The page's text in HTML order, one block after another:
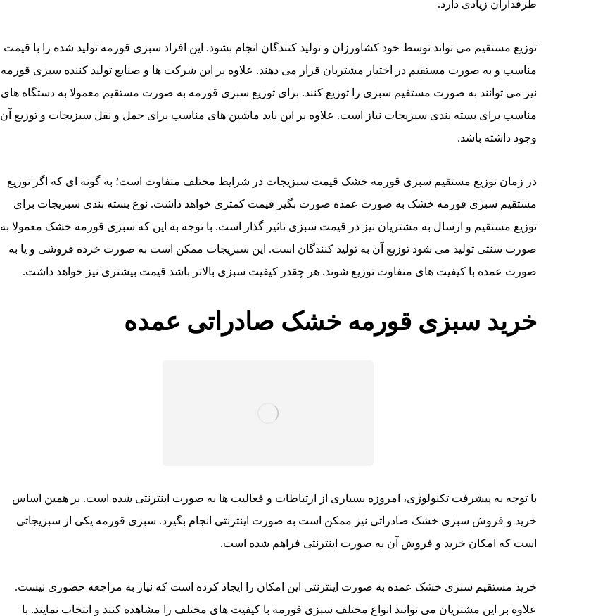
طرفداران زیادی دارد.
توزیع مستقیم می تواند توسط خود کشاورزان و تولید کنندگان انجام بشود. این افراد سبزی قورمه تولید شده را با قیمت
مناسب و به صورت مستقیم در اختیار مشتریان قرار می دهند. علاوه بر این شرکت ها و صنایع تولید کننده سبزی قورمه
نیز می توانند به صورت مستقیم سبزی را توزیع کنند. برای توزیع سبزی قورمه به صورت مستقیم معمولا به دستگاه های
مناسب برای بسته بندی سبزیجات نیاز است. علاوه بر این باید ماشین های مناسب برای حمل و نقل سبزیجات و توزیع آن
وجود داشته باشد.
در زمان توزیع مستقیم سبزی قورمه خشک قیمت سبزیجات در شرایط مختلف متفاوت است؛ به گونه ای که اگر توزیع
مستقیم سبزی قورمه خشک به صورت عمده صورت بگیر قیمت کمتری خواهد داشت. نوع بسته بندی سبزیجات برای
توزیع مستقیم و ارسال به مشتریان نیز در قیمت سبزی تاثیر گذار است. با توجه به این که سبزی قورمه خشک معمولا به
صورت سنتی تولید می شود توزیع آن به تولید کنندگان است. این سبزیجات ممکن است به صورت خرده فروشی و یا به
صورت عمده با کیفیت های متفاوت توزیع شوند. هر چقدر کیفیت سبزی بالاتر باشد قیمت بیشتری نیز خواهد داشت.
خرید سبزی قورمه خشک صادراتی عمده
با توجه به پیشرفت تکنولوژی، امروزه بسیاری از ارتباطات و فعالیت ها به صورت اینترنتی شده است. بر همین اساس
خرید و فروش سبزی خشک صادراتی نیز ممکن است به صورت اینترنتی انجام بگیرد. سبزی قورمه یکی از سبزیجاتی
است که امکان خرید و فروش آن به صورت اینترنتی فراهم شده است.
خرید مستقیم سبزی خشک عمده به صورت اینترنتی این امکان را ایجاد کرده است که نیاز به مراجعه حضوری نیست.
علاوه بر این مشتریان می توانند انواع مختلف سبزی قورمه با کیفیت های مختلف را مشاهده کنند و انتخاب نمایند. با